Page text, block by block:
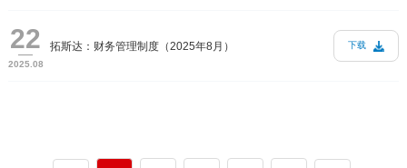
22
2025.08
拓斯达：财务管理制度（2025年8月） 下载